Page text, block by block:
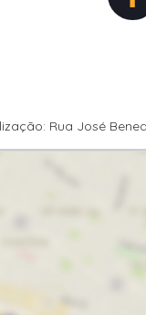
Rua José